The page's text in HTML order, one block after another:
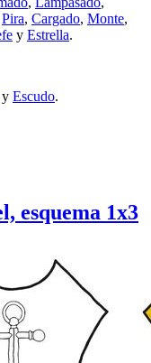
Pira, Cargado, Monte,
y Estrella.
y Escudo.
esquema 1x3